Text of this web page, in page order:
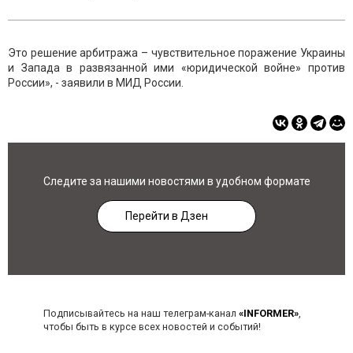
Это решение арбитража – чувствительное поражение Украины
и Запада в развязанной ими «юридической войне» против
России», - заявили в МИД России.
Следите за нашими новостями в удобном формате
Перейти в Дзен
Подписывайтесь на наш телеграм-канал «INFORMER»,
чтобы быть в курсе всех новостей и событий!